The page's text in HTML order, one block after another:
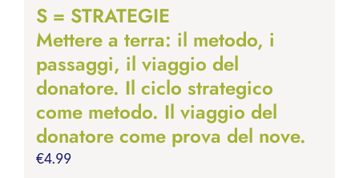
S = STRATEGIE
Mettere a terra: il metodo, i
passaggi, il viaggio del
donatore. Il ciclo strategico
come metodo. Il viaggio del
donatore come prova del nove.
€4.99